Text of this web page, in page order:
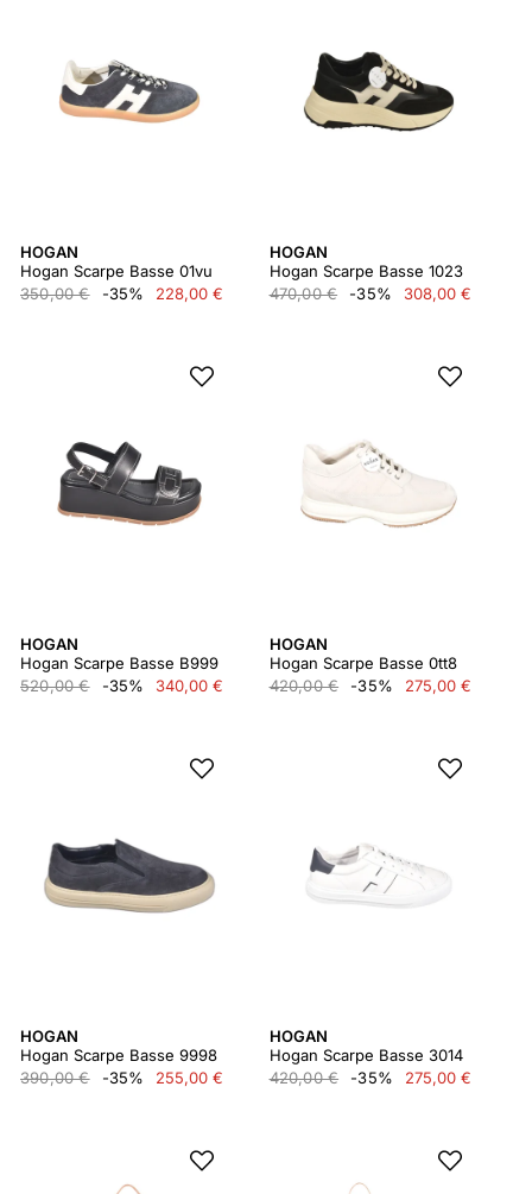
HOGAN
Hogan Scarpe Basse 01vu
350,00 €
-35% 228,00 €
HOGAN
Hogan Scarpe Basse 1023
470,00 €
-35% 308,00 €
HOGAN
Hogan Scarpe Basse B999
520,00 €
-35% 340,00 €
HOGAN
Hogan Scarpe Basse 0tt8
420,00 €
-35% 275,00 €
HOGAN
Hogan Scarpe Basse 9998
390,00 €
-35% 255,00 €
HOGAN
Hogan Scarpe Basse 3014
420,00 €
-35% 275,00 €